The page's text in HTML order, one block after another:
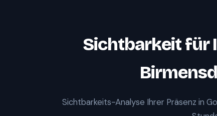
Sichtbarkeit für
Sichtbarkeits-Analyse Ihrer Präsenz in